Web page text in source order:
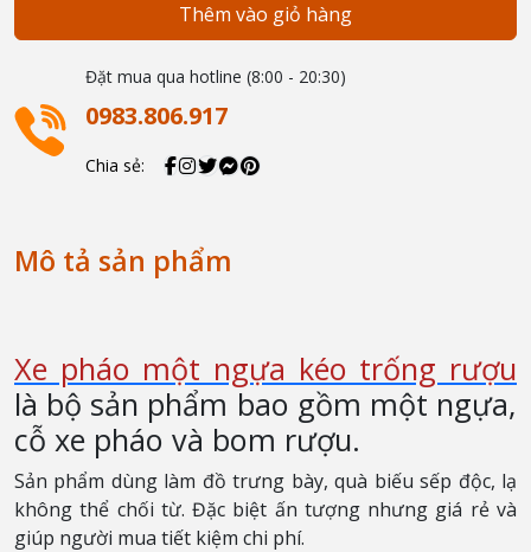
Thêm vào giỏ hàng
Đặt mua qua hotline (8:00 - 20:30)
0983.806.917
Chia sẻ:
Mô tả sản phẩm
Xe pháo một ngựa kéo trống rượu
là bộ sản phẩm bao gồm một ngựa,
cỗ xe pháo và bom rượu.
Sản phẩm dùng làm đồ trưng bày, quà biếu sếp độc, lạ
không thể chối từ. Đặc biệt ấn tượng nhưng giá rẻ và
giúp người mua tiết kiệm chi phí.